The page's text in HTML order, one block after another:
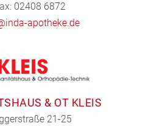
02408 6872
apotheke.de
& OT KLEIS
21-25